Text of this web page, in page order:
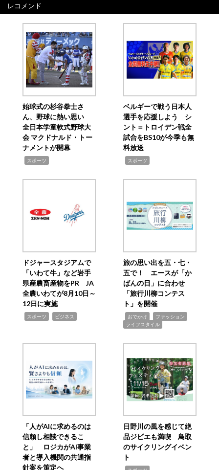
レコメンド
始球式の杉谷拳士さ
ん、野球に熱い思い
全日本学童軟式野球大
会 マクドナルド・トー
ナメントが開幕
スポーツ
ベルギーで戦う日本人
選手を応援しよう シ
ント＝トロイデン戦全
試合をBS10が今季も無
料放送
スポーツ
ドジャースタジアムで
「いわて牛」など岩手
県産農畜産物をPR JA
全農いわてが8月10日～
12日に実施
スポーツ ビジネス
旅の思い出を五・七・
五で！ エースが「か
ばんの日」に合わせ
「旅行川柳コンテス
ト」を開催
おでかけ ファッション
ライフスタイル
「人がAIに求めるのは
信頼し相談できるこ
と」 ロジカがAI事業
者と導入機関の共通指
針案を策定へ
日野川の風を感じて絶
品ジビエも満喫 鳥取
のサイクリングイベン
ト